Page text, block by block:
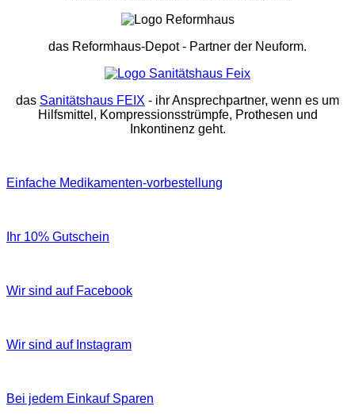
das Reformhaus-Depot- Partner der Neuform.
das Sanitätshaus FEIX - ihr Ansprechpartner, wenn es um
Hilfsmittel, Kompressionsstrümpfe, Prothesen und
Inkontinenz geht.
Einfache Medikamenten-vorbestellung
Ihr 10% Gutschein
Wir sind auf Facebook
Wir sind auf Instagram
Bei jedem Einkauf Sparen